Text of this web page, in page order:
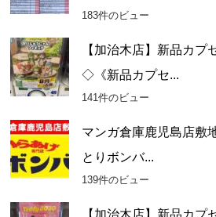
183件のビュー
【加治木店】新品カプ
◇《新品カプセ...
141件のビュー
マンガ倉庫鹿児島店
とりボンバ...
139件のビュー
【加治木店】新品カプ